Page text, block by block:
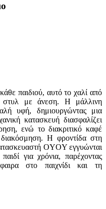
παιδιού, αυτό το χαλί από
στυλ με άνεση. Η μάλλινη
υφή, δημιουργώντας μια
κατασκευή διασφαλίζει
ενώ το διακριτικό καφέ
Η φροντίδα στη
OYOY εγγυώνται
για χρόνια, παρέχοντας
στο παιχνίδι και τη